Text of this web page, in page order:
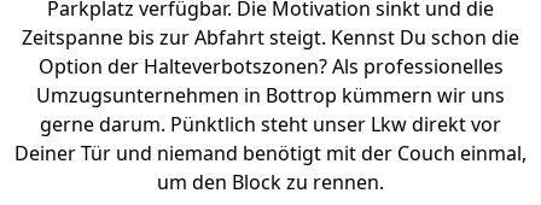
Parkplatz verfügbar. Die Motivation sinkt und die
Zeitspanne bis zur Abfahrt steigt. Kennst Du schon die
Option der Halteverbotszonen? Als professionelles
Umzugsunternehmen in Bottrop kümmern wir uns
gerne darum. Pünktlich steht unser Lkw direkt vor
Deiner Tür und niemand benötigt mit der Couch einmal,
um den Block zu rennen.